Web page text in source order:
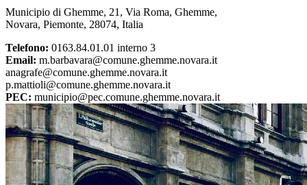
Municipio di Ghemme, 21, Via Roma, Ghemme,
Novara, Piemonte, 28074, Italia
Telefono: 0163.84.01.01 interno 3
Email: m.barbavara@comune.ghemme.novara.it
anagrafe@comune.ghemme.novara.it
p.mattioli@comune.ghemme.novara.it
PEC: municipio@pec.comune.ghemme.novara.it